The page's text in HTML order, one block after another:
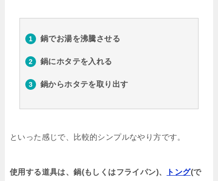
鍋でお湯を沸騰させる
鍋にホタテを入れる
鍋からホタテを取り出す
といった感じで、比較的シンプルなやり方です。
使用する道具は、鍋(もしくはフライパン)、 トング(で